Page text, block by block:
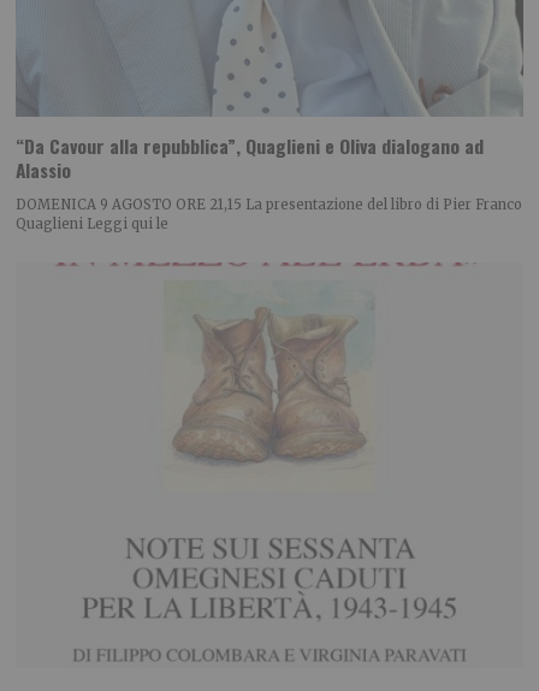
“Da Cavour alla repubblica”, Quaglieni e Oliva dialogano ad
Alassio
DOMENICA 9 AGOSTO ORE 21,15 La presentazione del libro di Pier Franco
Quaglieni Leggi qui le